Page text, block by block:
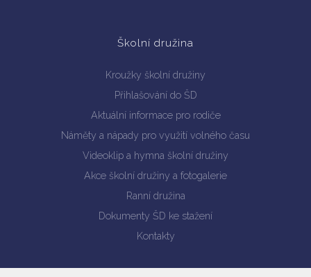
Školní družina
Kroužky školní družiny
Přihlašování do ŠD
Aktuální informace pro rodiče
Náměty a nápady pro využití volného času
Videoklip a hymna školní družiny
Akce školní družiny a fotogalerie
Ranní družina
Dokumenty ŠD ke stažení
Kontakty